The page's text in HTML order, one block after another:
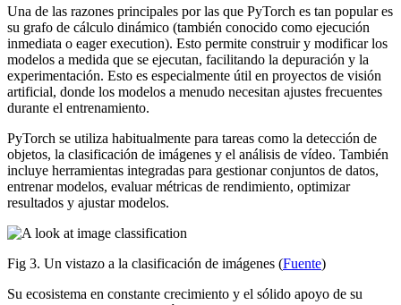
Una de las razones principales por las que PyTorch es tan popular es
su grafo de cálculo dinámico (también conocido como ejecución
inmediata o eager execution). Esto permite construir y modificar los
modelos a medida que se ejecutan, facilitando la depuración y la
experimentación. Esto es especialmente útil en proyectos de visión
artificial, donde los modelos a menudo necesitan ajustes frecuentes
durante el entrenamiento.
PyTorch se utiliza habitualmente para tareas como la detección de
objetos, la clasificación de imágenes y el análisis de vídeo. También
incluye herramientas integradas para gestionar conjuntos de datos,
entrenar modelos, evaluar métricas de rendimiento, optimizar
resultados y ajustar modelos.
Fig 3. Un vistazo a la clasificación de imágenes (Fuente)
Su ecosistema en constante crecimiento y el sólido apoyo de su